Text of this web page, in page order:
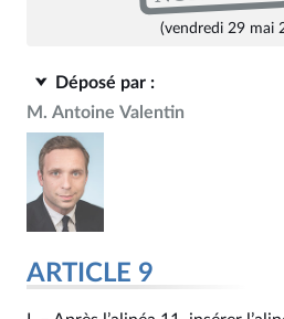
(vendredi 29 mai
Déposé par :
M. Antoine Valentin
ARTICLE 9